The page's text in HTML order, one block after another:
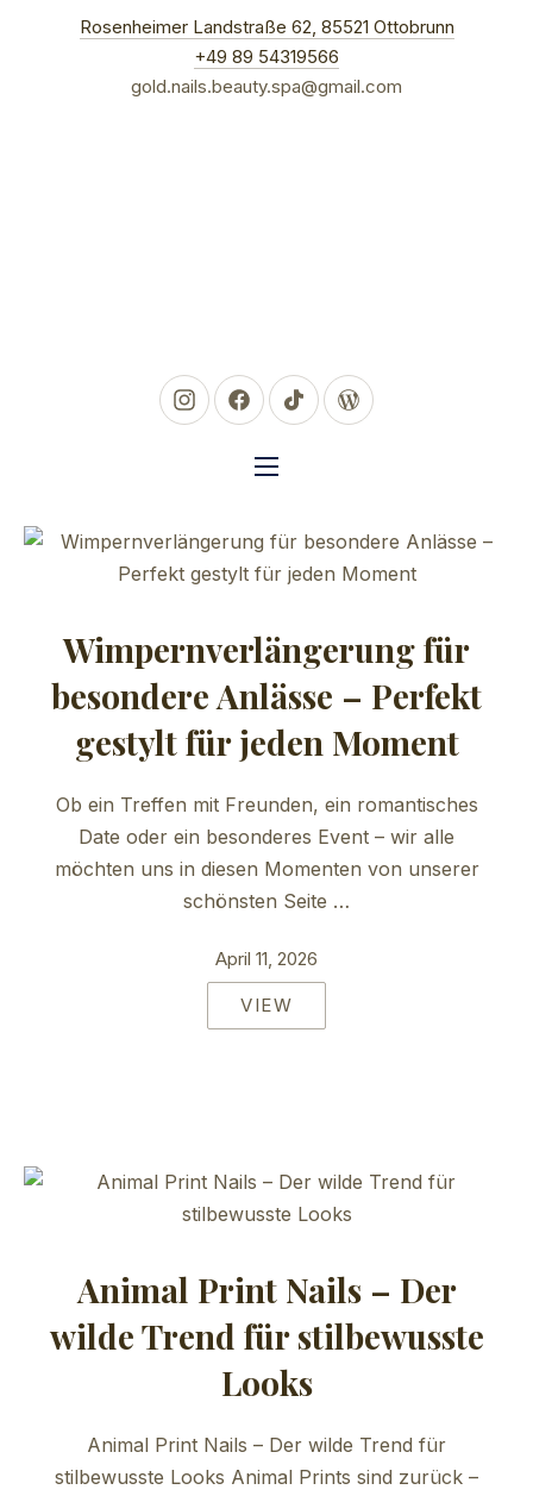
Rosenheimer Landstraße 62, 85521 OttobrunnNew
+49 89 54319566
gold.nails.beauty.spa@gmail.com
New Window
New Window
New WindowNew Window
NAVIGATION
Wimpernverlängerung für
besondere Anlässe – Perfekt
gestylt für jeden Moment
Ob ein Treffen mit Freunden, ein romantisches
Date oder ein besonderes Event – wir alle
möchten uns in diesen Momenten von unserer
schönsten Seite …
April 11, 2026
VIEW
Animal Print Nails – Der
wilde Trend für stilbewusste
Looks
Animal Print Nails – Der wilde Trend für
stilbewusste Looks Animal Prints sind zurück –